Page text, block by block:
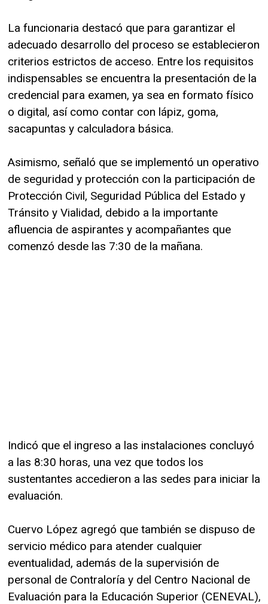
La funcionaria destacó que para garantizar el
adecuado desarrollo del proceso se establecieron
criterios estrictos de acceso. Entre los requisitos
indispensables se encuentra la presentación de la
credencial para examen, ya sea en formato físico
o digital, así como contar con lápiz, goma,
sacapuntas y calculadora básica.
Asimismo, señaló que se implementó un operativo
de seguridad y protección con la participación de
Protección Civil, Seguridad Pública del Estado y
Tránsito y Vialidad, debido a la importante
afluencia de aspirantes y acompañantes que
comenzó desde las 7:30 de la mañana.
Indicó que el ingreso a las instalaciones concluyó
a las 8:30 horas, una vez que todos los
sustentantes accedieron a las sedes para iniciar la
evaluación.
Cuervo López agregó que también se dispuso de
servicio médico para atender cualquier
eventualidad, además de la supervisión de
personal de Contraloría y del Centro Nacional de
Evaluación para la Educación Superior (CENEVAL),